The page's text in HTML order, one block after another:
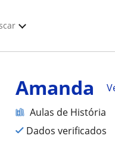
Amanda
Aulas de História
Dados verificados